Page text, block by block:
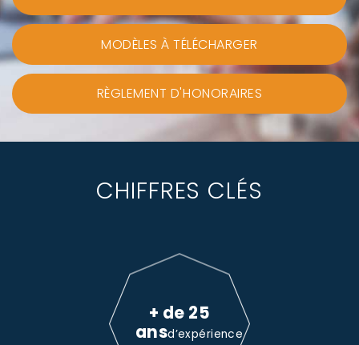
MODÈLES À TÉLÉCHARGER
RÈGLEMENT D'HONORAIRES
CHIFFRES CLÉS
+ de 25
ansd’expérience